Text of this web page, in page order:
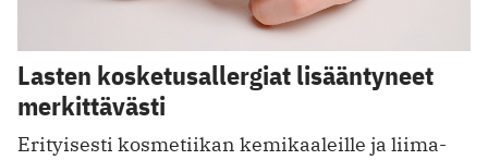
Lasten kosketusallergiat lisääntyneet
merkittävästi
Erityisesti kosmetiikan kemikaaleille ja liima-